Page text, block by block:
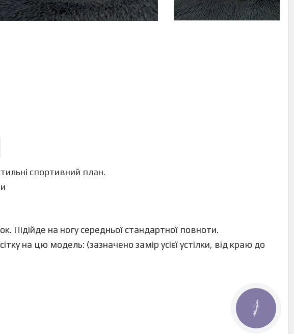
спортивний план.
Підійде на ногу середньої стандартної повноти.
на цю модель: (зазначено замір усієї устілки, від краю до
КНОПКА
ЗВ'ЯЗКУ